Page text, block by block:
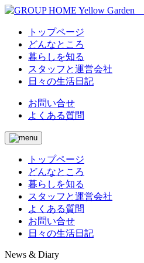
トップページ
どんなところ
暮らしを知る
スタッフと運営会社
日々の生活日記
お問い合せ
よくある質問
トップページ
どんなところ
暮らしを知る
スタッフと運営会社
よくある質問
お問い合せ
日々の生活日記
News & Diary